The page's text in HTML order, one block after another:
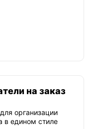
на заказ
для организации
в едином стиле